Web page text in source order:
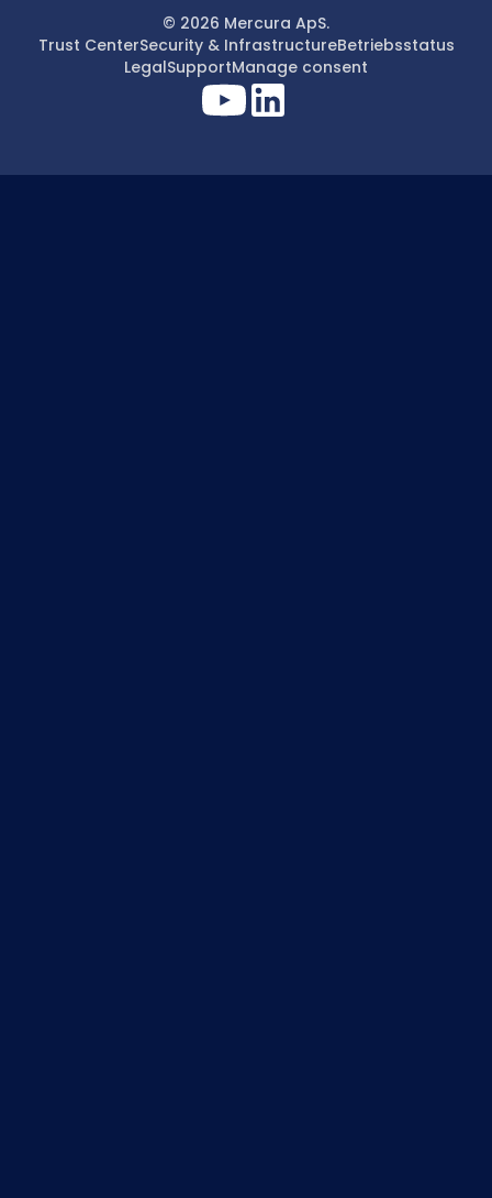
© 2026 Mercura ApS.
Trust CenterSecurity & InfrastructureBetriebsstatus
LegalSupportManage consent